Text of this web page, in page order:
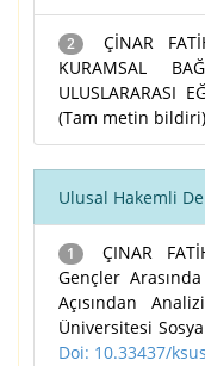
2
ÇİNAR
KURAMSAL
ULUSLARARASI
(Tam metin bildiri)
Ulusal Hakemli
1
ÇINAR
Gençler
Açısından
Üniversitesi
Doi: 10.33437/